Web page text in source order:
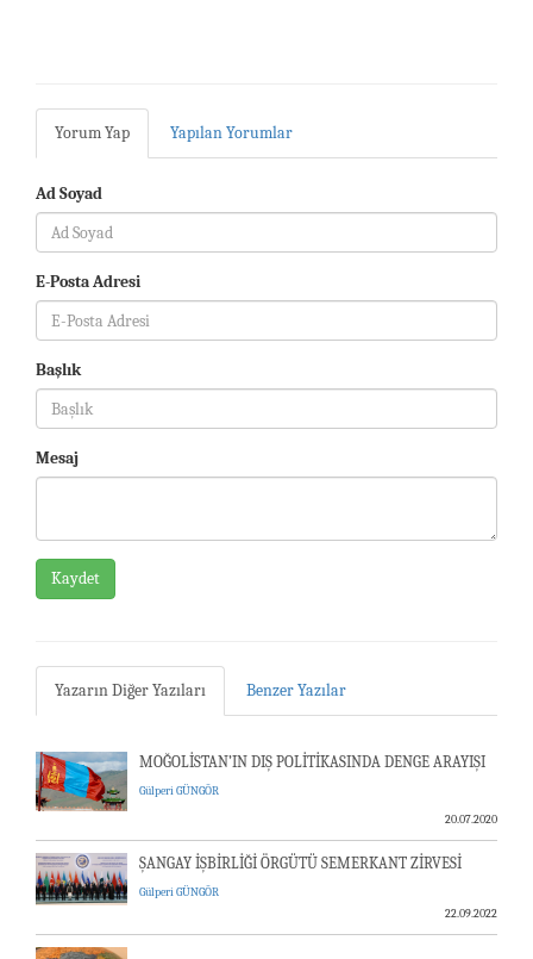
Yorum Yap Yapılan Yorumlar
Ad Soyad
E-Posta Adresi
Başlık
Mesaj
Kaydet
Yazarın Diğer Yazıları Benzer Yazılar
MOĞOLİSTAN’IN DIŞ POLİTİKASINDA DENGE ARAYIŞI
Gülperi GÜNGÖR
20.07.2020
ŞANGAY İŞBİRLİĞİ ÖRGÜTÜ SEMERKANT ZİRVESİ
Gülperi GÜNGÖR
22.09.2022